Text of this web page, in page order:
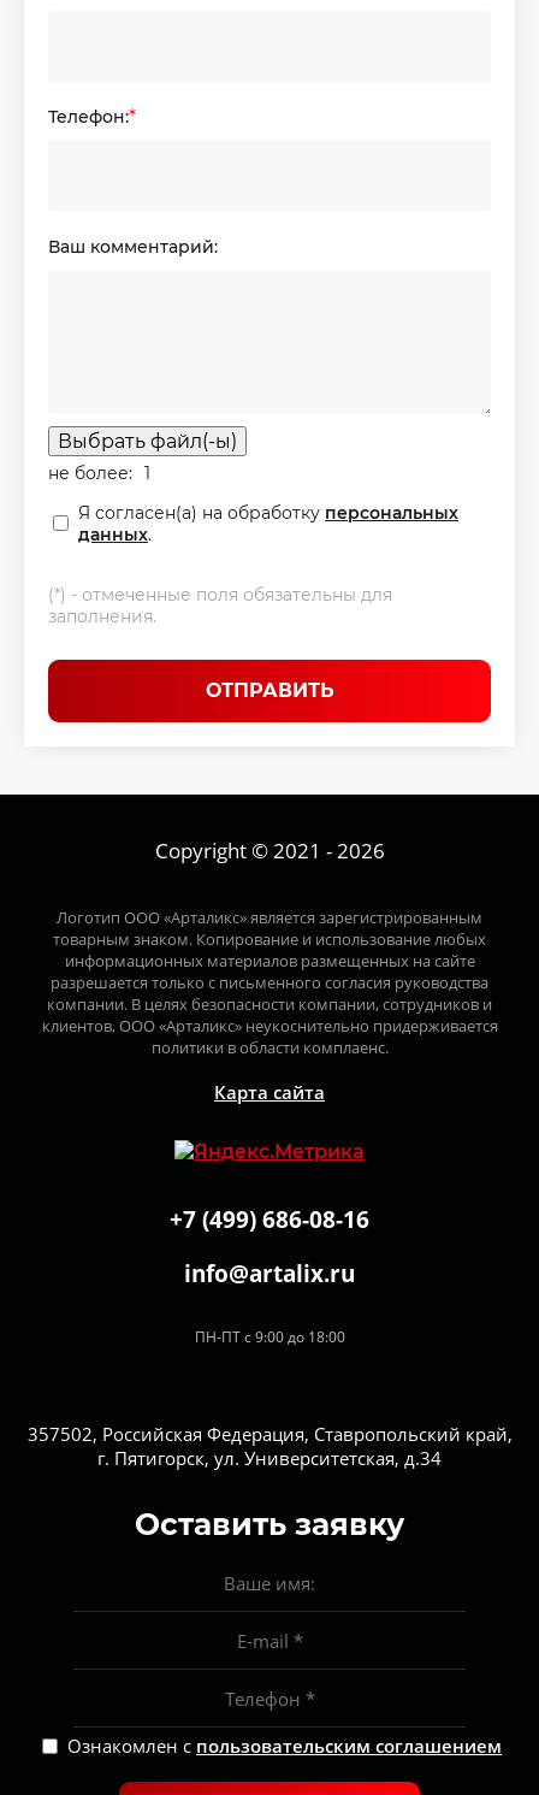
Телефон:*
Ваш комментарий:
Выбрать файл(-ы)
не более:
1
Я согласен(а) на обработку персональных
данных.
(*) - отмеченные поля обязательны для
заполнения.
ОТПРАВИТЬ
Copyright © 2021 - 2026
Логотип ООО «Арталикс» является зарегистрированным
товарным знаком. Копирование и использование любых
информационных материалов размещенных на сайте
разрешается только с письменного согласия руководства
компании. В целях безопасности компании, сотрудников и
клиентов, ООО «Арталикс» неукоснительно придерживается
политики в области комплаенс.
Карта сайта
+7 (499) 686-08-16
info@artalix.ru
ПН-ПТ с 9:00 до 18:00
357502, Российская Федерация, Ставропольский край,
г. Пятигорск, ул. Университетская, д.34
Оставить заявку
Ознакомлен с пользовательским соглашением